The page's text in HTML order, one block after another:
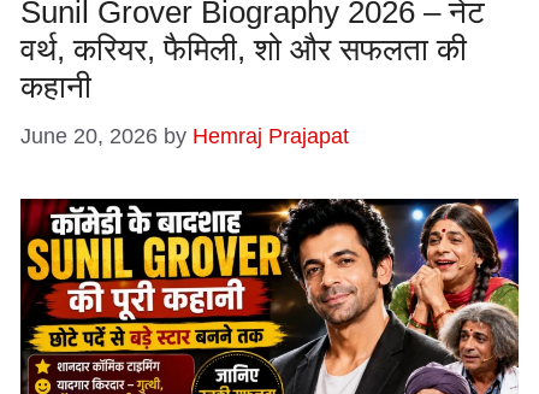
Sunil Grover Biography 2026 – नेट
वर्थ, करियर, फैमिली, शो और सफलता की
कहानी
June 20, 2026 by Hemraj Prajapat